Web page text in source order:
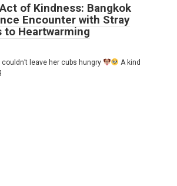
of Kindness: Bangkok
Encounter with Stray
to Heartwarming
leave her cubs hungry
A kind